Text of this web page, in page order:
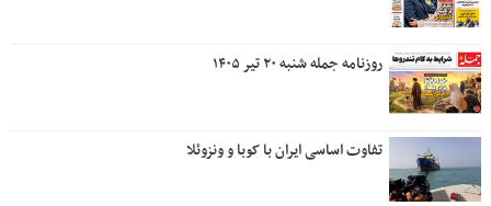
روزنامه جمله شنبه ۲۰ تیر ۱۴۰۵
تفاوت اساسی ایران با کوبا و ونزوئلا